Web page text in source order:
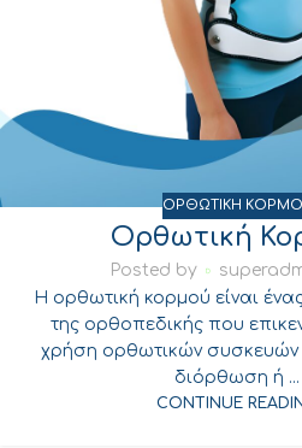
ΟΡΘΩΤΙΚΗ
Ορθωτική
Posted by
Η ορθωτική κορμού είναι
της ορθοπεδικής που
χρήση ορθωτικών συσκευών
διόρθωση ή ...
CONTINUE